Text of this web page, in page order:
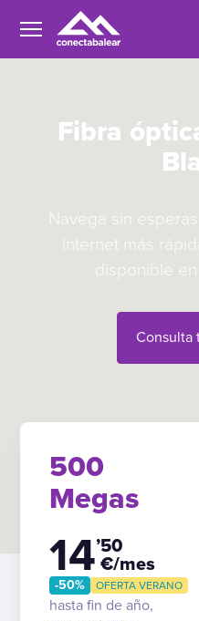
Fibra
Navega sin
Internet más
disponible
Consulta
500
Megas
14’50
€/mes
-50% OFERTA VERANO
hasta fin de año,